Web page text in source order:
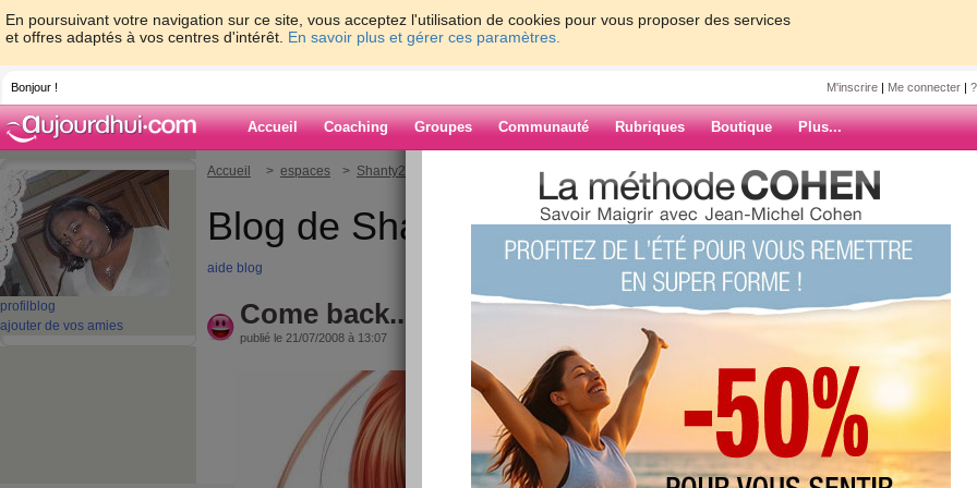
En poursuivant votre navigation sur ce site, vous acceptez l'utilisation de cookies pour vous proposer des services
et offres adaptés à vos centres d'intérêt. En savoir plus et gérer ces paramètres.
Bonjour ! M'inscrire | Me connecter |
Accueil Coaching Groupes Communauté Rubriques Boutique Plus...
profil blog
ajouter de vos amies
Accueil > espaces > Shanty20
Blog de Shanty20
aide blog
Come back...
publié le 21/07/2008 à 13:07
ARCHIVES